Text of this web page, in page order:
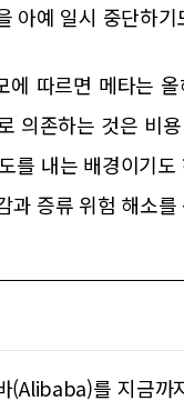
아예 일시 중단하기
따르면 메타는
의존하는 것은 비
를 내는 배경이기
과 증류 위험 해소
(Alibaba)를 지금까